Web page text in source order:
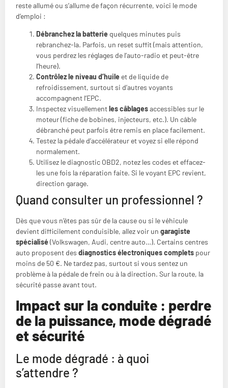
reste allumé ou s’allume de façon récurrente, voici le mode
d’emploi :
Débranchez la batterie quelques minutes puis
rebranchez-la. Parfois, un reset suffit (mais attention,
vous perdrez les réglages de l’auto-radio et peut-être
l’heure).
Contrôlez le niveau d’huile et de liquide de
refroidissement, surtout si d’autres voyants
accompagnent l’EPC.
Inspectez visuellementles câblagesaccessibles sur le
moteur (fiche de bobines, injecteurs, etc.). Un câble
débranché peut parfois être remis en place facilement.
Testez la pédale d’accélérateur et voyez si elle répond
normalement.
Utilisez le diagnostic OBD2, notez les codes et effacez-
les une fois la réparation faite. Si le voyant EPC revient,
direction garage.
Quand consulter un professionnel ?
Dès que vous n’êtes pas sûr de la cause ou si le véhicule
devient difficilement conduisible, allez voir un garagiste
spécialisé (Volkswagen, Audi, centre auto…). Certains centres
auto proposent des diagnostics électroniques complets pour
moins de 50 €. Ne tardez pas, surtout si vous sentez un
problème à la pédale de frein ou à la direction. Sur la route, la
sécurité passe avant tout.
Impact sur la conduite : perdre
de la puissance, mode dégradé
et sécurité
Le mode dégradé : à quoi
s’attendre ?